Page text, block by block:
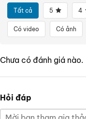
Tất cả 5 4
Có video Có ảnh
Chưa có đánh giá nào.
Hỏi đáp